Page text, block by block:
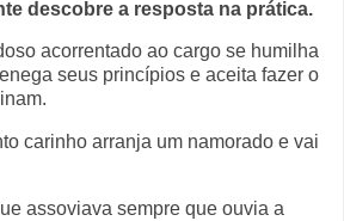
descobre a resposta na prática.
acorrentado ao cargo se humilha
seus princípios e aceita fazer o
carinho arranja um namorado e vai
assoviava sempre que ouvia a